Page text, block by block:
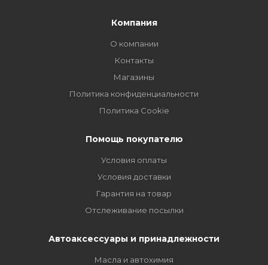
Astra J 09-Компания
О компании
Контакты
Магазины
Политика конфиденциальности
Политика Cookie
Помощь покупателю
Условия оплаты
Условия доставки
Гарантия на товар
Отслеживание посылки
Автоаксессуары и принадлежности
Масла и автохимия